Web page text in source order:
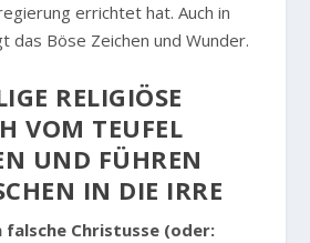
errichtet hat. Auch in
das Böse Zeichen und Wunder.
RELIGIÖSE
VOM TEUFEL
UND FÜHREN
IN DIE IRRE
falsche Christusse (oder: